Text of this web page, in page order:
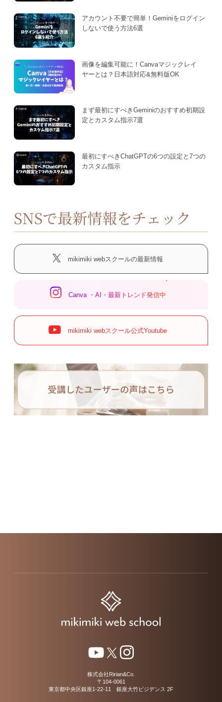
アカウント不要で簡単！Geminiをログイン
しないで使う方法6選
画像を編集可能に！Canvaマジックレイ
ヤーとは？日本語対応&無料版OK
まず最初にすべきGeminiのおすすめ初期設
定とカスタム指示7選
最初にすべきChatGPTの6つの設定と7つの
カスタム指示
SNSで最新情報をチェック
mikimiki webスクールの最新情報
Canva ・AI・最新トレンド発信中
mikimiki webスクール公式Youtube
株式会社Ririan&Co.
〒104-0061
東京都中央区銀座1-22-11 銀座大竹ビジデンス 2F